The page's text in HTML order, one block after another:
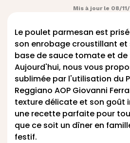
Mis à jour le 08/
Le poulet parmesan est
son enrobage croustillant
base de sauce tomate et de
Aujourd'hui, nous vous
sublimée par l'utilisation du
Reggiano AOP Giovanni
texture délicate et son goût
une recette parfaite pour
que ce soit un dîner en
festif.